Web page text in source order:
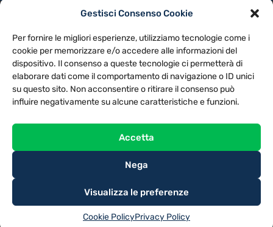
Gestisci Consenso Cookie
Per fornire le migliori esperienze, utilizziamo tecnologie come i
cookie per memorizzare e/o accedere alle informazioni del
dispositivo. Il consenso a queste tecnologie ci permetterà di
elaborare dati come il comportamento di navigazione o ID unici
su questo sito. Non acconsentire o ritirare il consenso può
influire negativamente su alcune caratteristiche e funzioni.
Accetta
Nega
Visualizza le preferenze
Cookie PolicyPrivacy Policy
NOTE LEGALI
CONTATTACI PREFERENZE
TV LIBERA S.P.A.
Via Monteleonese 95/21 – 51100 Pistoia (PT)
Tel. 0573.9136 / Fax 0573.913615